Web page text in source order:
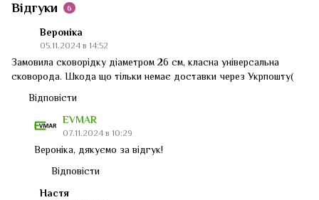
Відгуки 6
Вероніка
05.11.2024 в 14:52
Замовила сковорідку діаметром 26 см, класна універсальна
сковорода. Шкода що тільки немає доставки через Укрпошту(
Відповісти
EVMAR
07.11.2024 в 10:29
Вероніка, дякуємо за відгук!
Відповісти
Настя